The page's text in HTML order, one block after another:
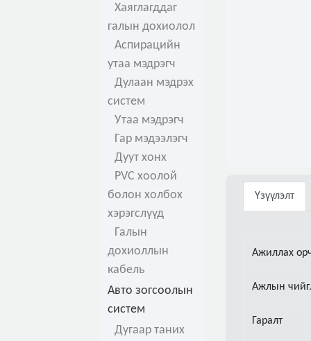
Хаяглагддаг
галын дохиолол
Аспирацийн
утаа мэдрэгч
Дулаан мэдрэх
систем
Утаа мэдрэгч
Гар мэдээлэгч
Дуут хонх
PVC хоолой
болон холбох
хэрэгслүүд
Галын
дохиоллын
кабель
Авто зогсоолын
систем
Дугаар таних
Үзүүлэлт
Ажиллах
Ажлын
Гаралт